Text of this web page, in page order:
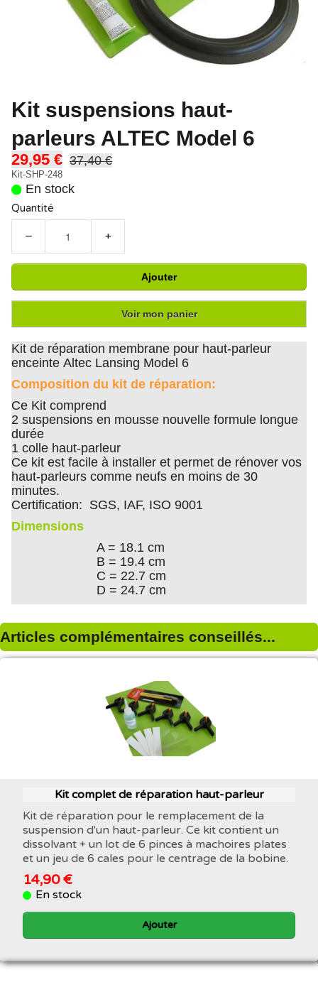
Kit suspensions haut-
parleurs ALTEC Model 6
29,95 € 37,40 €
Kit-SHP-248
En stock
Quantité
− +
Ajouter
Voir mon panier
Kit de réparation membrane pour haut-parleur
enceinte Altec Lansing Model 6
Composition du kit de réparation:
Ce Kit comprend
2 suspensions en mousse nouvelle formule longue
durée
1 colle haut-parleur
Ce kit est facile à installer et permet de rénover vos
haut-parleurs comme neufs en moins de 30
minutes.
Certification: SGS, IAF, ISO 9001
Dimensions
A = 18.1 cm
B = 19.4 cm
C = 22.7 cm
D = 24.7 cm
Articles complémentaires conseillés...
Kit complet de réparation haut-parleur
Kit de réparation pour le remplacement de la
suspension d'un haut-parleur. Ce kit contient un
dissolvant + un lot de 6 pinces à machoires plates
et un jeu de 6 cales pour le centrage de la bobine.
14,90 €
En stock
Ajouter